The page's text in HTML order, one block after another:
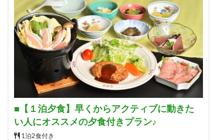
詳細
■【１泊夕食】早くからアクティブに動きた
い人にオススメの夕食付きプラン♪
1泊2食付き